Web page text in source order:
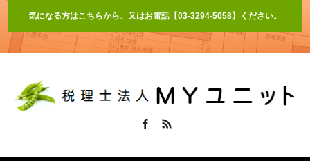
気になる方はこちらから、又はお電話【03-3294-5058】ください。
Facebook